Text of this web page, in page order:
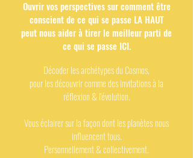
Ouvrir vos perspectives sur comment être
conscient de ce qui se passe LA HAUT
peut nous aider à tirer le meilleur parti de
ce qui se passe ICI.
Décoder les archétypes du Cosmos,
pour les découvrir comme des invitations à la
réflexion & l'évolution.
Vous éclairer sur lafaçon dont les planètesnous
influencent tous.
Personnellement & collectivement.